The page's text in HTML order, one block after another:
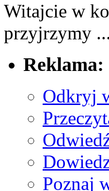
Witajcie w
⁣przyjrzymy​
Reklama:
Odkryj
Poznaj